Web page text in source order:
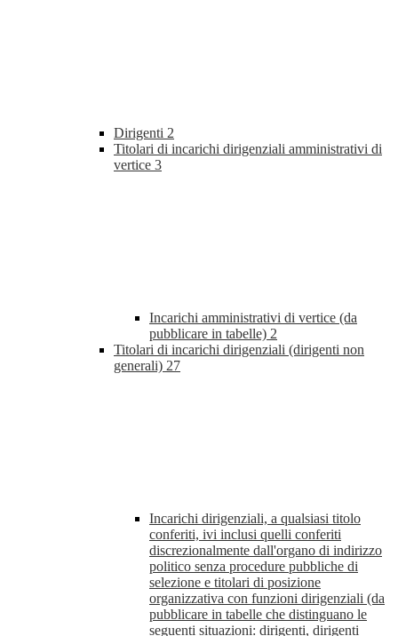
Dirigenti 2
Titolari di incarichi dirigenziali amministrativi di
vertice 3
Incarichi amministrativi di vertice (da
pubblicare in tabelle) 2
Titolari di incarichi dirigenziali (dirigenti non
generali) 27
Incarichi dirigenziali, a qualsiasi titolo
conferiti, ivi inclusi quelli conferiti
discrezionalmente dall'organo di indirizzo
politico senza procedure pubbliche di
selezione e titolari di posizione
organizzativa con funzioni dirigenziali (da
pubblicare in tabelle che distinguano le
seguenti situazioni: dirigenti, dirigenti